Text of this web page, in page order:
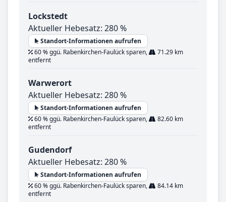
Lockstedt
Aktueller Hebesatz: 280 %
Standort-Informationen aufrufen
60 % ggü. Rabenkirchen-Faulück sparen,
71.29 km
entfernt
Warwerort
Aktueller Hebesatz: 280 %
Standort-Informationen aufrufen
60 % ggü. Rabenkirchen-Faulück sparen,
82.60 km
entfernt
Gudendorf
Aktueller Hebesatz: 280 %
Standort-Informationen aufrufen
60 % ggü. Rabenkirchen-Faulück sparen,
84.14 km
entfernt